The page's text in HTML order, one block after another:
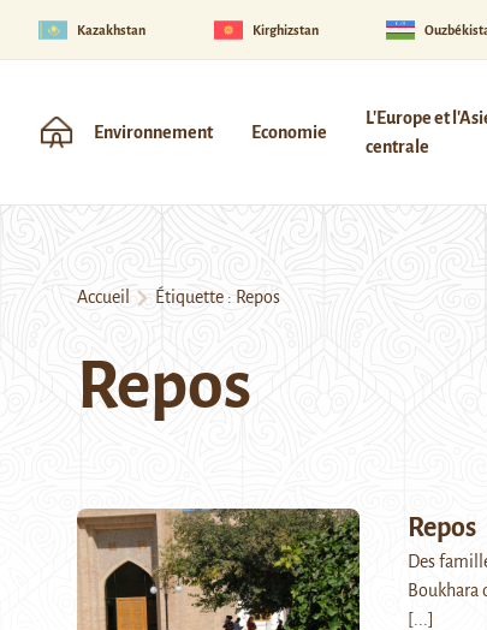
Kazakhstan Kirghizstan
Environnement Economie
L'Europe et
centrale
Accueil Étiquette : Repos
Repos
Repos
Des
Boukhara
[...]